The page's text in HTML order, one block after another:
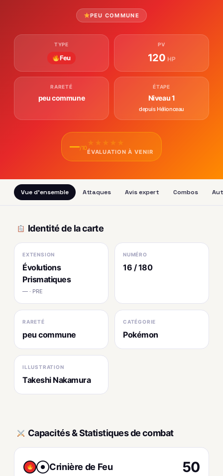
PEU COMMUNE
TYPE
Feu
PV
120 HP
RARETÉ
peu commune
ÉTAPE
Niveau 1
depuis Hélionceau
—/10
★ ★ ★ ★ ★
ÉVALUATION À VENIR
Vue d'ensemble Attaques Avis expert Combos
Identité de la carte
EXTENSION
Évolutions
Prismatiques
— · PRE
NUMÉRO
16 / 180
RARETÉ
peu commune
CATÉGORIE
Pokémon
ILLUSTRATION
Takeshi Nakamura
Capacités & Statistiques de combat
● Crinière de Feu 50